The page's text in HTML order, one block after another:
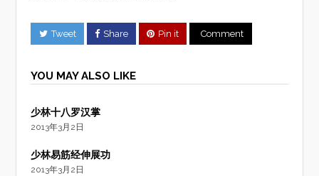
Tweet Share Pin it Comment
YOU MAY ALSO LIKE
少林十八罗汉掌
2013年3月2日
少林易筋经伸展功
2013年3月2日